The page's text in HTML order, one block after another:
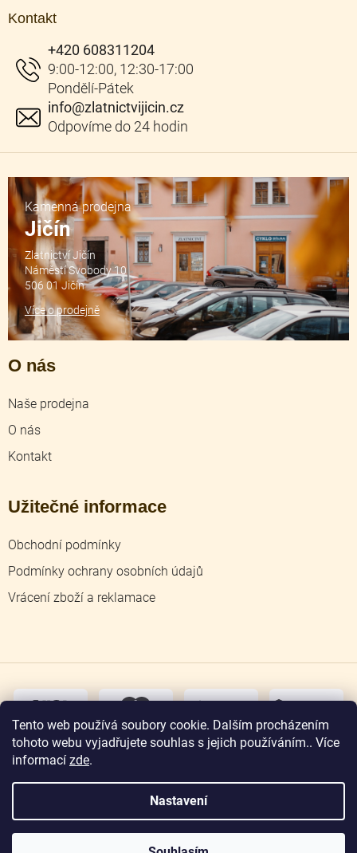
Tento web používá soubory cookie. Dalším procházením
tohoto webu vyjadřujete souhlas s jejich používáním.. Více
informací zde.
Nastavení
Kontakt
info@zlatnictvijicin.cz
+420 608311204
O nás
Naše prodejna
O nás
Kontakt
Užitečné informace
Obchodní podmínky
Podmínky ochrany osobních údajů
Vrácení zboží a reklamace
Kamenná prodejna
Jičín
Zlatnictví Jičín
Náměstí Svobody 10
506 01 Jičín
Více o prodejně
osobní
Copyright 2026Zlatnictví Jičín. Všechna práva
vyhrazena.